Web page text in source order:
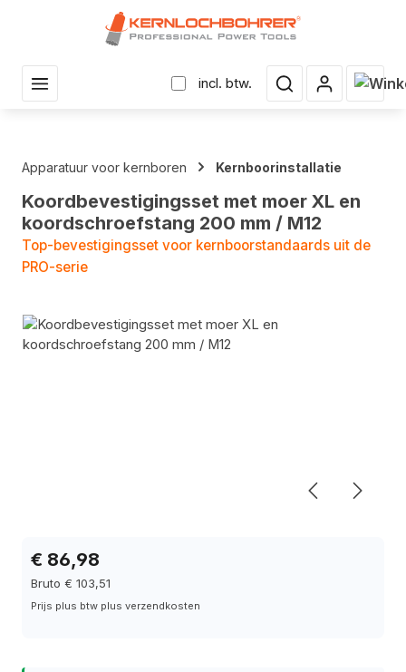
incl. btw.
Apparatuur voor kernboren Kernboorinstallatie
Koordbevestigingsset met moer XL en
koordschroefstang 200 mm / M12
Top-bevestigingsset voor kernboorstandaards uit de
PRO-serie
Fotogalerij overslaan
€ 86,98
Bruto € 103,51
Prijs plus btw plus verzendkosten